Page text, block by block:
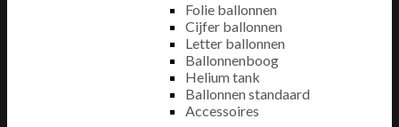
Folie ballonnen
Cijfer ballonnen
Letter ballonnen
Ballonnenboog
Helium tank
Ballonnen standaard
Accessoires